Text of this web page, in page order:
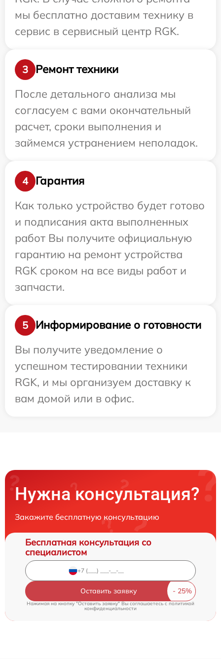
мы бесплатно доставим технику в
сервис в сервисный центр RGK.
3
Ремонт техники
После детального анализа мы
согласуем с вами окончательный
расчет, сроки выполнения и
займемся устранением неполадок.
4
Гарантия
Как только устройство будет готово
и подписания акта выполненных
работ Вы получите официальную
гарантию на ремонт устройства
RGK сроком на все виды работ и
запчасти.
5
Информирование о готовности
Вы получите уведомление о
успешном тестировании техники
RGK, и мы организуем доставку к
вам домой или в офис.
Нужна консультация?
Закажите бесплатную консультацию
Бесплатная консультация со
специалистом
Оставить заявку
Нажимая на кнопку "Оставить заявку" Вы соглашаетесь cполитикой
конфиденциальности